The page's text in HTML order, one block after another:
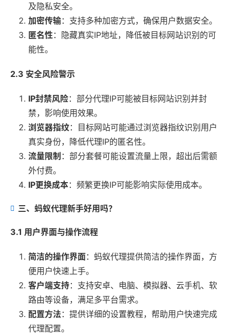
及隐私安全。
加密传输：支持多种加密方式，确保用户数据安全。
匿名性 ：隐藏真实IP地址，降低被目标网站识别的可
能性。
2.3 安全风险警示
IP封禁风险：部分代理IP可能被目标网站识别并封
禁，影响使用效果。
浏览器指纹：目标网站可能通过浏览器指纹识别用户
真实身份，降低代理IP的匿名性。
流量限制 ：部分套餐可能设置流量上限，超出后需额
外付费。
IP更换成本：频繁更换IP可能影响实际使用成本。
三、蚂蚁代理新手好用吗？
3.1 用户界面与操作流程
简洁的操作界面：蚂蚁代理提供简洁的操作界面，方
便用户快速上手。
客户端支持：支持安卓、电脑、模拟器、云手机、软
路由等设备，满足多平台需求。
配置方法 ：提供详细的设置教程，帮助用户快速完成
代理配置。